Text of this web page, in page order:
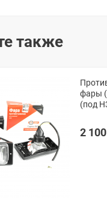
также
фары
(под
2